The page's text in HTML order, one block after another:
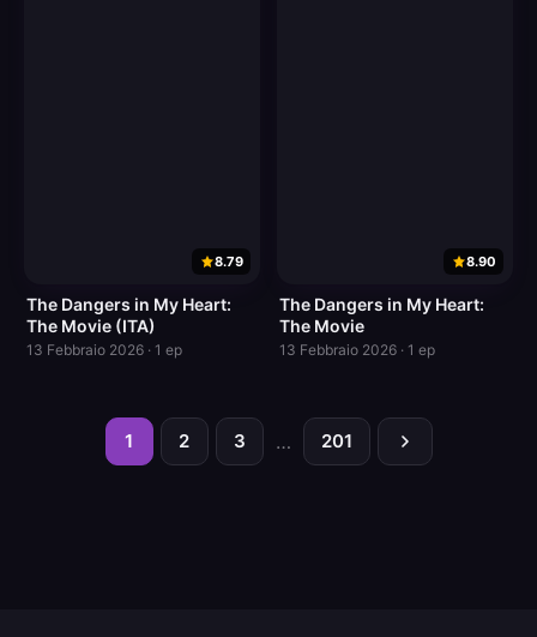
8.79
The Dangers in My Heart:
The Movie (ITA)
13 Febbraio 2026 · 1 ep
8.90
The Dangers in My Heart:
The Movie
13 Febbraio 2026 · 1 ep
1 2 3 … 201